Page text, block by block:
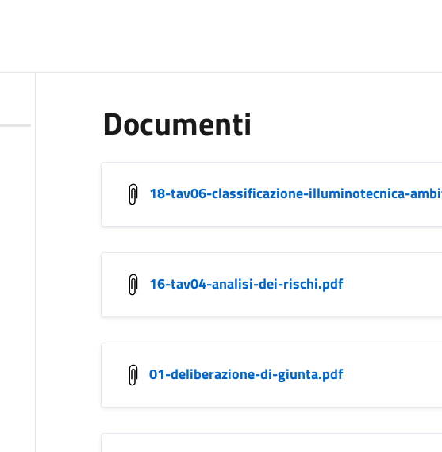
Documenti
18-tav06-classificazione-illuminotecnica-
16-tav04-analisi-dei-rischi.pdf
01-deliberazione-di-giunta.pdf